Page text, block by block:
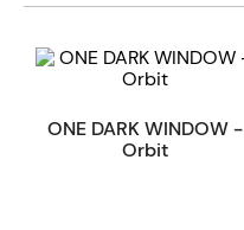
ONE DARK WINDOW -
Orbit